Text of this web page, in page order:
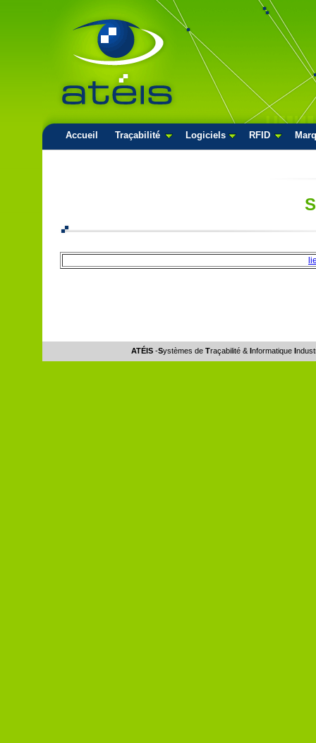
Accueil Traçabilité Logiciels RFID
ATÉIS-Systèmes de Traçabilité & Informatique I